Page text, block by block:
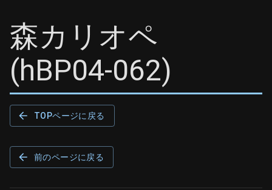
森カリオペ
(hBP04-062)
TOPページに戻る
前のページに戻る